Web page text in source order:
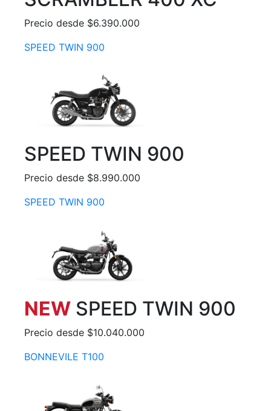
Precio desde $6.390.000
SPEED TWIN 900
SPEED TWIN 900
Precio desde $8.990.000
SPEED TWIN 900
NEW SPEED TWIN 900
Precio desde $10.040.000
BONNEVILE T100